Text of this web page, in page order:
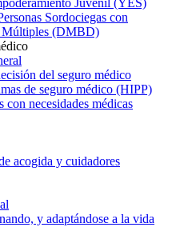
Sordociegas con
Múltiples (DMBD)
del seguro médico
de seguro médico (HIPP)
con necesidades médicas
acogida y cuidadores
y adaptándose a la vida